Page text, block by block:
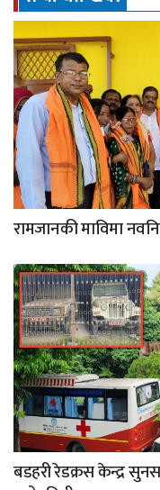
रामजानकी माविमा
बडहरी रेडक्रस केन्द्र